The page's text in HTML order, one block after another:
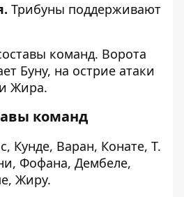
Трибуны поддерживают
команд. Ворота
Буну, на острие атаки
Жира.
команд
Кунде, Варан, Конате, Т.
Фофана, Дембеле,
Жиру.